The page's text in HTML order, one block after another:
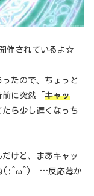
催されているよ☆
たので、ちょっと
に突然「 キャッ
ら少し遅くなっち
けど、まあキャッ
(;^ω^) …反応薄か